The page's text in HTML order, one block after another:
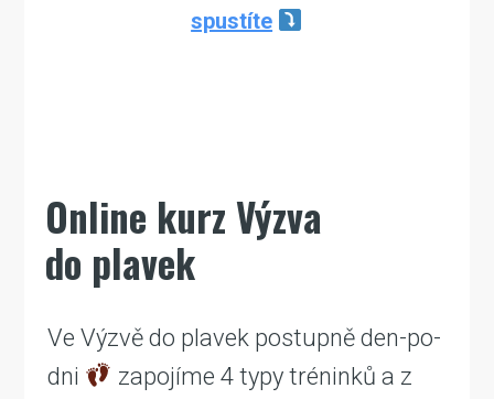
spustíte
Online kurz Výzva
do plavek
Ve Výzvě do plavek postupně den-po-
dni
zapojíme 4 typy tréninků a z